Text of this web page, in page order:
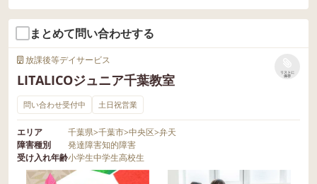
まとめて問い合わせする
放課後等デイサービス
LITALICOジュニア千葉教室
リストに
保存
問い合わせ受付中 土日祝営業
エリア 千葉県>千葉市>中央区>弁天
障害種別
発達障害知的障害
受け入れ年齢小学生中学生高校生